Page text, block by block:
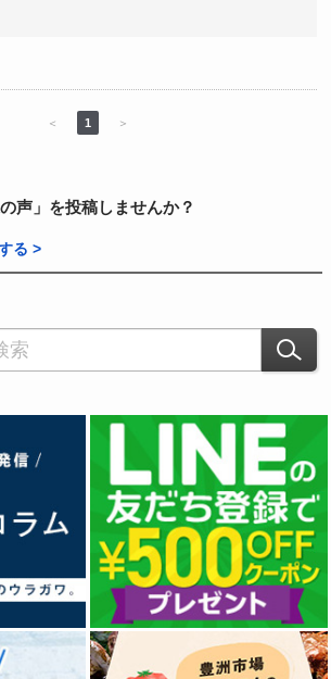
＜ 1 ＞
声」を投稿しませんか？
る >